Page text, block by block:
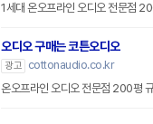
1세대 온오프라인 오디오 전문점
오디오 구매는 코튼오디오
광고
cottonaudio.co.kr
온오프라인 오디오 전문점 200평